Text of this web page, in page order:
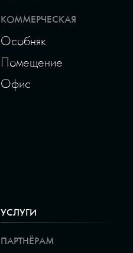
КОММЕРЧЕСКАЯ
Особняк
Помещение
Офис
УСЛУГИ
ПАРТНЁРАМ